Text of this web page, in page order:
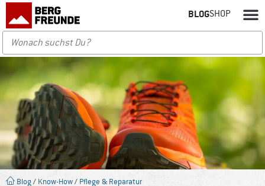
BLOGSHOP
Blog / Know-How/ Pflege & Reparatur